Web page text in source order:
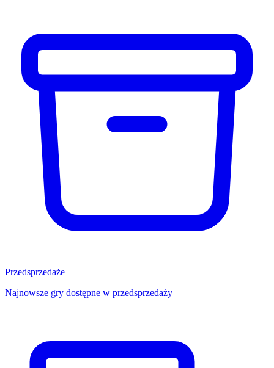
Przedsprzedaże
Najnowsze gry dostępne w przedsprzedaży